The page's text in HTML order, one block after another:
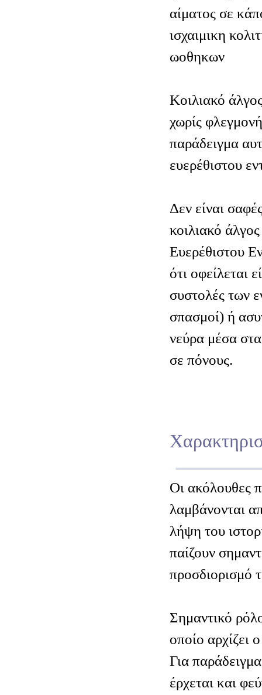
αίματος σε
ισχαιμικη
ωοθηκων
Κοιλιακό
χωρίς
παράδειγμα
ευερέθιστου
Δεν είναι
κοιλιακό
Ευερέθιστου
ότι οφείλεται
συστολές των
σπασμοί) ή
νεύρα μέσα
σε πόνους.
Οι ακόλουθες
λαμβάνονται
λήψη του
παίζουν
προσδιορισμό
Σημαντικό
οποίο αρχίζει
Για
έρχεται και